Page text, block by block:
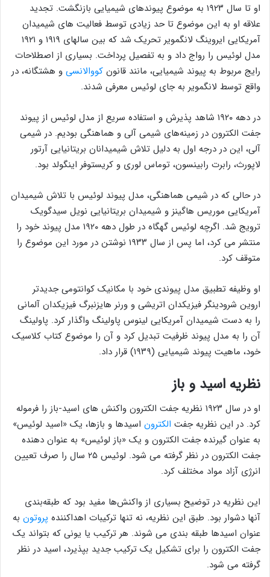
او تا سال ۱۹۲۳ به موضوع پیوندهای شیمیایی بازنگشت. تجدید
علاقه او به این موضوع تا حد زیادی توسط فعالیت های شیمیدان
آمریکایی ایروینگ لانگمویر تحریک شد که بین سالهای ۱۹۱۹ و ۱۹۲۱
مدل لوئیس را رواج داد و به تفصیل پرداخت. بسیاری از اصطلاحات
رایج مربوط به پیوند شیمیایی، مانند قانون کووالانسی و هشتگانه، در
واقع توسط لانگمویر به جای لوئیس معرفی شدند.
در دهه ۱۹۲۰ شاهد پذیرش و استفاده سریع از مدل لوئیس از پیوند
جفت الکترون در زمینه‌های شیمی آلی و هماهنگی بودیم. در شیمی
آلی، این در درجه اول به دلیل تلاش شیمیدانان بریتانیایی آرتور
لاپورث، رابرت رابینسون، توماس لوری و کریستوفر اینگولد بود.
در حالی که در شیمی هماهنگی، مدل پیوند لوئیس با تلاش شیمیدان
آمریکایی موریس هاگینز و شیمیدان بریتانیایی نویل سیدگویک
ترویج شد. اگرچه لوئیس گهگاه در طول دهه ۱۹۲۰ مدل پیوند خود را
منتشر می کرد، اما پس از سال ۱۹۳۳ نوشتن در مورد این موضوع را
متوقف کرد.
او وظیفه تطبیق مدل پیوندی خود با مکانیک کوانتومی جدیدتر
اروین شرودینگر فیزیکدان اتریشی و ورنر هایزنبرگ فیزیکدان آلمانی
را به دست شیمیدان آمریکایی لینوس پاولینگ واگذار کرد. پاولینگ
آن را به مدل پیوند ظرفیت تبدیل کرد و آن را موضوع کتاب کلاسیک
خود، ماهیت پیوند شیمیایی (۱۹۳۹) قرار داد.
نظریه اسید و باز
او در سال ۱۹۲۳ نظریه جفت الکترون واکنش های اسید-باز را فرموله
کرد. در این نظریه جفت الکترون اسیدها و بازها، یک «اسید لوئیس»
به عنوان گیرنده جفت الکترون و یک «باز لوئیس» به عنوان دهنده
جفت الکترون در نظر گرفته می شود. لوئیس ۲۵ سال را صرف تعیین
انرژی آزاد مواد مختلف کرد.
این نظریه در توضیح بسیاری از واکنش‌ها مفید بود که طبقه‌بندی
آنها دشوار بود. طبق این نظریه، نه تنها ترکیبات اهداکننده پروتون به
عنوان اسیدها طبقه بندی می شوند. هر ترکیب یا یونی که بتواند یک
جفت الکترون را برای تشکیل یک ترکیب جدید بپذیرد، اسید در نظر
گرفته می شود.